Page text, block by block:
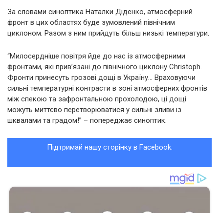
За словами синоптика Наталки Діденко, атмосферний
фронт в цих областях буде зумовлений північним
циклоном. Разом з ним прийдуть більш низькі температури.
“Милосердніше повітря йде до нас із атмосферними
фронтами, які прив’язані до північного циклону Christoph.
Фронти принесуть грозові дощі в Україну… Враховуючи
сильні температурні контрасти в зоні атмосферних фронтів
між спекою та зафронтальною прохолодою, ці дощі
можуть миттєво перетворюватися у сильні зливи із
шквалами та градом!” – попереджає синоптик.
Підтримай нашу сторінку в Facebook.